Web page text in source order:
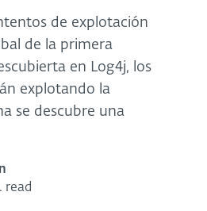
de explotación
de la primera
en Log4j, los
explotando la
se descubre una
read